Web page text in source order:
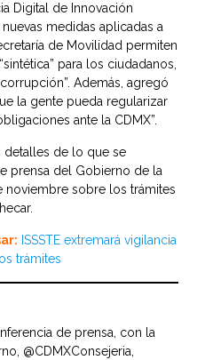
Digital de Innovación
medidas aplicadas a
de Movilidad permiten
para los ciudadanos,
Además, agregó
la gente pueda regularizar
ante la CDMX”.
de lo que se
prensa del Gobierno de la
noviembre sobre los trámites
ISSSTE extremará vigilancia
trámites
de prensa, con la
, @CDMXConsejeria,